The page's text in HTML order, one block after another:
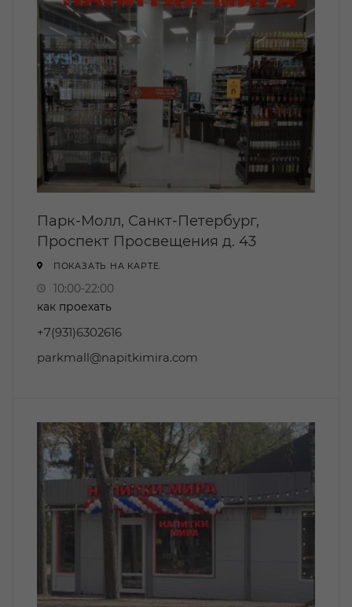
Парк-Молл, Санкт-Петербург,
Проспект Просвещения д. 43
ПОКАЗАТЬ НА КАРТЕ.
10:00-22:00
как проехать
+7(931)6302616
parkmall@napitkimira.com